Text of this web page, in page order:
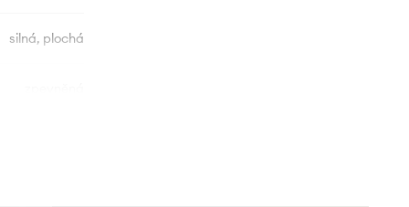
silná, plochá